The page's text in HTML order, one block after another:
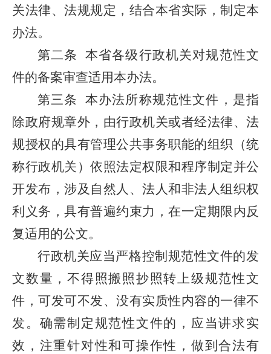
关法律、法规规定，结合本省实际，制定本
办法。
第二条
本省各级行政机关对规范性文
件的备案审查适用本办法。
第三条
本办法所称规范性文件，是指
除政府规章外，由行政机关或者经法律、法
规授权的具有管理公共事务职能的组织（统
称行政机关）依照法定权限和程序制定并公
开发布，涉及自然人、法人和非法人组织权
利义务，具有普遍约束力，在一定期限内反
复适用的公文。
行政机关应当严格控制规范性文件的发
文数量，不得照搬照抄照转上级规范性文
件，可发可不发、没有实质性内容的一律不
发。确需制定规范性文件的，应当讲求实
效，注重针对性和可操作性，做到合法有